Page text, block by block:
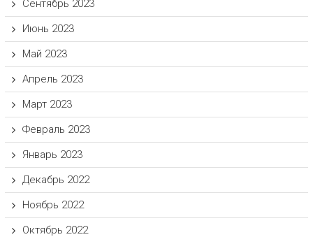
Сентябрь 2023
Июнь 2023
Май 2023
Апрель 2023
Март 2023
Февраль 2023
Январь 2023
Декабрь 2022
Ноябрь 2022
Октябрь 2022